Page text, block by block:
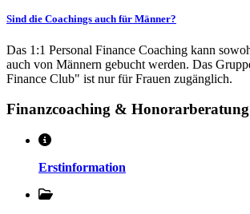
Sind die Coachings auch für Männer?
Das 1:1 Personal Finance Coaching kann
auch von Männern gebucht werden. Das
Finance Club" ist nur für Frauen zugänglich.
Finanzcoaching & Honorarberatung
Erstinformation